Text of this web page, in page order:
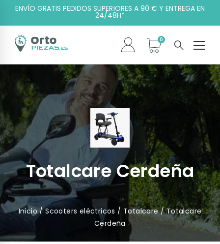
ENVÍO GRATIS PEDIDOS SUPERIORES A 90 € Y ENTREGA EN
24/48H*
Totalcare Cerdeña
Inicio/Scooters eléctricos / Totalcare/ Totalcare
Cerdeña